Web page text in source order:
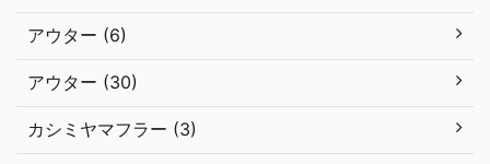
アウター (6)
アウター (30)
カシミヤマフラー (3)